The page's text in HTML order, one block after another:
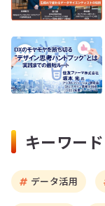
キーワード
データ活用